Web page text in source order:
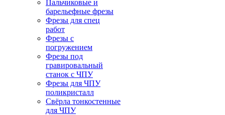
Пальчиковые и
барельефные фрезы
Фрезы для спец
работ
Фрезы с
погружением
Фрезы под
гравировальный
станок с ЧПУ
Фрезы для ЧПУ
поликристалл
Свёрла тонкостенные
для ЧПУ